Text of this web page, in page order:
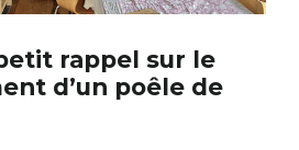
rappel sur le
d’un poêle de